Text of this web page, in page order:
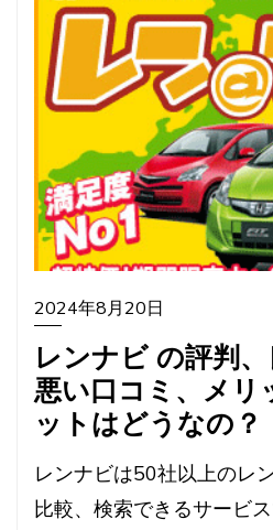
2024年8月20日
レンナビ の評判、
悪い口コミ、メリ
ットはどうなの？
レンナビは50社以上のレ
比較、検索できるサービ